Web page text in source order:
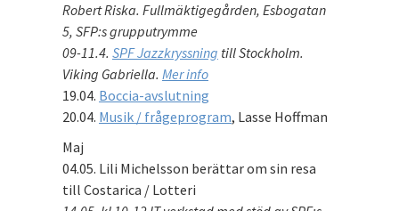
Robert Riska. Fullmäktigegården, Esbogatan
5, SFP:s grupputrymme
09-11.4. SPF Jazzkryssning till Stockholm.
Viking Gabriella. Mer info
19.04. Boccia-avslutning
20.04. Musik / frågeprogram, Lasse Hoffman
Maj
04.05. Lili Michelsson berättar om sin resa
till Costarica / Lotteri